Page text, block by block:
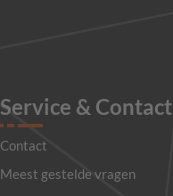
Service & Contact
Contact
Meest gestelde vragen